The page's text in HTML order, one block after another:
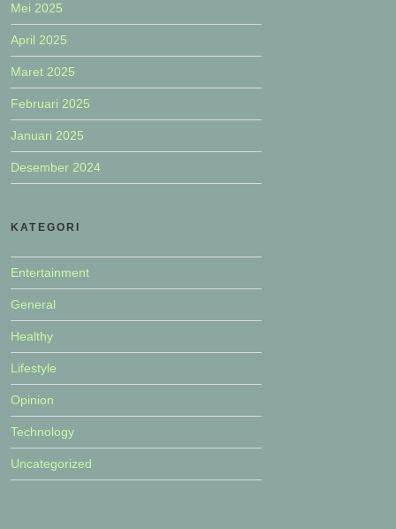
Mei 2025
April 2025
Maret 2025
Februari 2025
Januari 2025
Desember 2024
KATEGORI
Entertainment
General
Healthy
Lifestyle
Opinion
Technology
Uncategorized